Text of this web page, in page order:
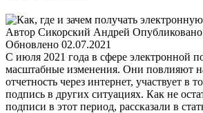
Автор Сикорский Андрей Опубликовано
Обновлено 02.07.2021
С июля 2021 года в сфере электронной
масштабные изменения. Они повлияют
отчетность через интернет, участвует в
подпись в других ситуациях. Как не
подписи в этот период, рассказали в